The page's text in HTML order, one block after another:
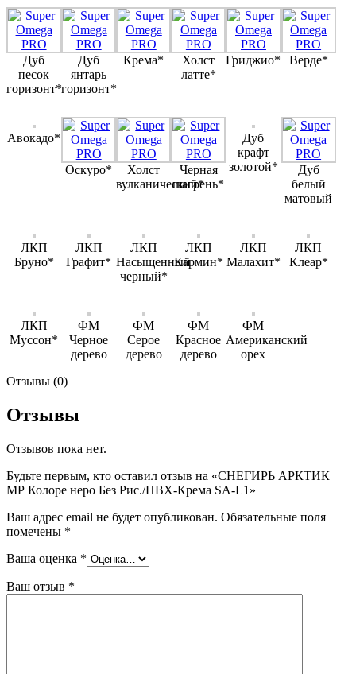
Дуб
песок
горизонт*
Дуб
янтарь
горизонт*
Крема*
Холст
латте*
Гриджио* Верде*
Авокадо*
Оскуро*
Холст
вулканический*
Черная
шагрень*
Дуб
крафт
золотой*
Дуб
белый
матовый
ЛКП
Бруно*
ЛКП
Графит*
ЛКП
Насыщенный
черный*
ЛКП
Кармин*
ЛКП
Малахит*
ЛКП
Клеар*
ЛКП
Муссон*
ФМ
Черное
дерево
ФМ
Серое
дерево
ФМ
Красное
дерево
ФМ
Американский
орех
Отзывы (0)
Отзывы
Отзывов пока нет.
Будьте первым, кто оставил отзыв на «СНЕГИРЬ АРКТИК
МР Колоре неро Без Рис./ПВХ-Крема SA-L1»
Ваш адрес email не будет опубликован. Обязательные поля
помечены *
Ваша оценка *
Ваш отзыв *